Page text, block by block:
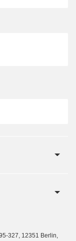
327, 12351 Berlin,